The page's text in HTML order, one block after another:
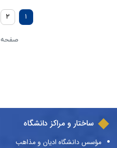
صفحه ۱ از ۶۵ صفحه
۱ ۲
ساختار و مراکز دانشگاه
مؤسس دانشگاه ادیان و مذاهب